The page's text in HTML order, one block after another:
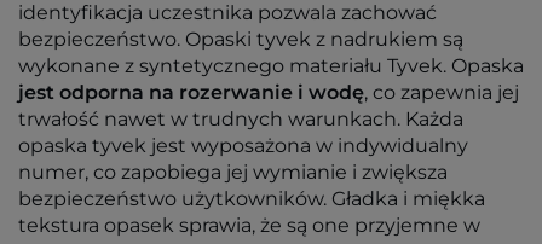
identyfikacja uczestnika pozwala zachować
bezpieczeństwo. Opaski tyvek z nadrukiem są
wykonane z syntetycznego materiału Tyvek. Opaska
jest odporna na rozerwanie i wodę, co zapewnia jej
trwałość nawet w trudnych warunkach. Każda
opaska tyvek jest wyposażona w indywidualny
numer, co zapobiega jej wymianie i zwiększa
bezpieczeństwo użytkowników. Gładka i miękka
tekstura opasek sprawia, że są one przyjemne w